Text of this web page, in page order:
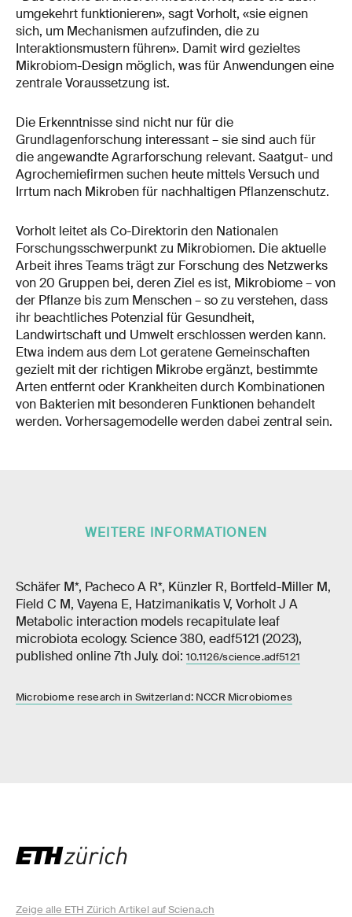
umgekehrt funktionieren», sagt Vorholt, «sie eignen
sich, um Mechanismen aufzufinden, die zu
Interaktionsmustern führen». Damit wird gezieltes
Mikrobiom-Design möglich, was für Anwendungen eine
zentrale Voraussetzung ist.
Die Erkenntnisse sind nicht nur für die
Grundlagenforschung interessant – sie sind auch für
die angewandte Agrarforschung relevant. Saatgut-​ und
Agrochemiefirmen suchen heute mittels Versuch und
Irrtum nach Mikroben für nachhaltigen Pflanzenschutz.
Vorholt leitet als Co-Direktorin den Nationalen
Forschungsschwerpunkt zu Mikrobiomen. Die aktuelle
Arbeit ihres Teams trägt zur Forschung des Netzwerks
von 20 Gruppen bei, deren Ziel es ist, Mikrobiome – von
der Pflanze bis zum Menschen – so zu verstehen, dass
ihr beachtliches Potenzial für Gesundheit,
Landwirtschaft und Umwelt erschlossen werden kann.
Etwa indem aus dem Lot geratene Gemeinschaften
gezielt mit der richtigen Mikrobe ergänzt, bestimmte
Arten entfernt oder Krankheiten durch Kombinationen
von Bakterien mit besonderen Funktionen behandelt
werden. Vorhersagemodelle werden dabei zentral sein.
WEITERE INFORMATIONEN
Schäfer M*, Pacheco A R*, Künzler R, Bortfeld-Miller M,
Field C M, Vayena E, Hatzimanikatis V, Vorholt J A
Metabolic interaction models recapitulate leaf
microbiota ecology. Science 380, eadf5121 (2023),
published online 7th July. doi: 10.1126/science.adf5121
Microbiome research in Switzerland: NCCR Microbiomes
Zeige alle ETH Zürich Artikel auf Sciena.ch